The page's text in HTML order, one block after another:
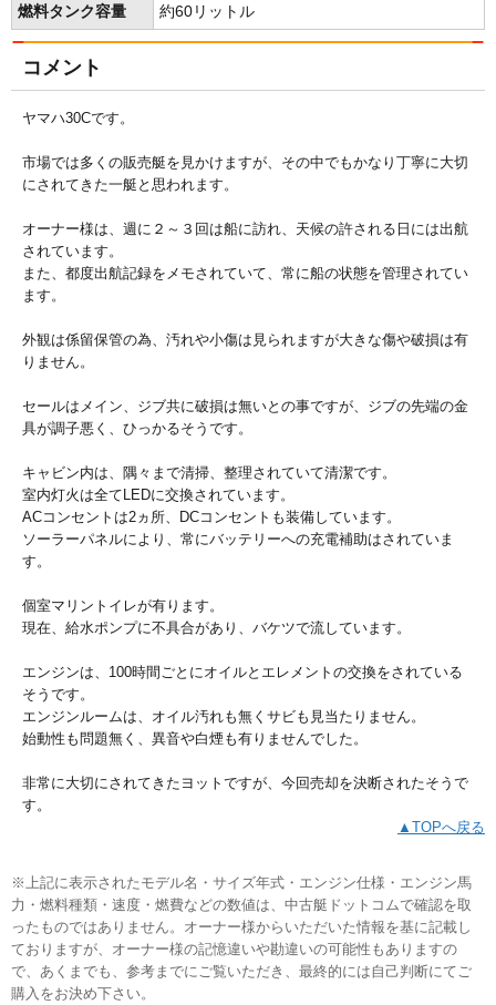
燃料タンク容量 約60リットル
コメント
ヤマハ30Cです。
市場では多くの販売艇を見かけますが、その中でもかなり丁寧に大切
にされてきた一艇と思われます。
オーナー様は、週に２～３回は船に訪れ、天候の許される日には出航
されています。
また、都度出航記録をメモされていて、常に船の状態を管理されてい
ます。
外観は係留保管の為、汚れや小傷は見られますが大きな傷や破損は有
りません。
セールはメイン、ジブ共に破損は無いとの事ですが、ジブの先端の金
具が調子悪く、ひっかるそうです。
キャビン内は、隅々まで清掃、整理されていて清潔です。
室内灯火は全てLEDに交換されています。
ACコンセントは2ヵ所、DCコンセントも装備しています。
ソーラーパネルにより、常にバッテリーへの充電補助はされていま
す。
個室マリントイレが有ります。
現在、給水ポンプに不具合があり、バケツで流しています。
エンジンは、100時間ごとにオイルとエレメントの交換をされている
そうです。
エンジンルームは、オイル汚れも無くサビも見当たりません。
始動性も問題無く、異音や白煙も有りませんでした。
非常に大切にされてきたヨットですが、今回売却を決断されたそうで
す。
▲TOPへ戻る
※上記に表示されたモデル名・サイズ年式・エンジン仕様・エンジン馬
力・燃料種類・速度・燃費などの数値は、中古艇ドットコムで確認を取
ったものではありません。オーナー様からいただいた情報を基に記載し
ておりますが、オーナー様の記憶違いや勘違いの可能性もありますの
で、あくまでも、参考までにご覧いただき、最終的には自己判断にてご
購入をお決め下さい。